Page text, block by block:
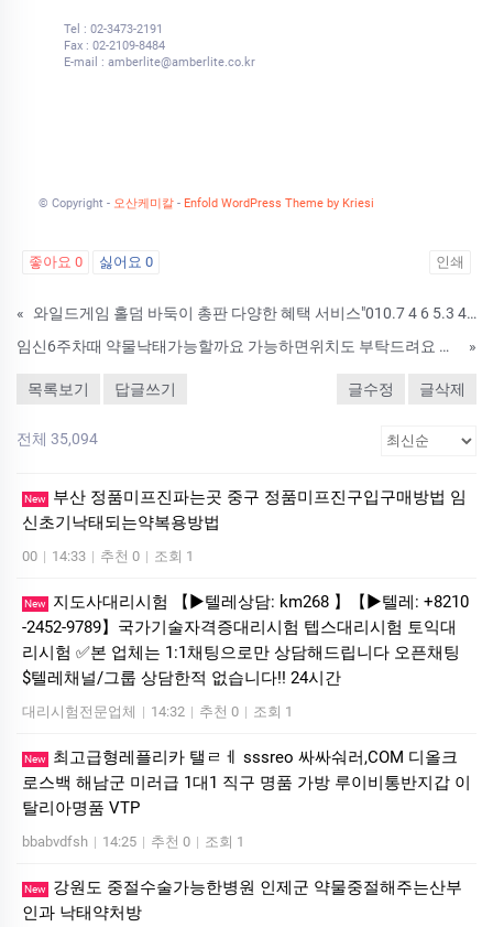
Tel : 02-3473-2191
Fax : 02-2109-8484
E-mail : amberlite@amberlite.co.kr
© Copyright - 오산케미칼 - Enfold WordPress Theme by Kriesi
좋아요 0 싫어요 0 인쇄
«
와일드게임 홀덤 바둑이 총판 다양한 혜택 서비스"010.7 4 6 5.3 4 6 4 인디고 "와일드홀덤게임 다양한 혜택 서비스"01O - 8179 - 5274
임신6주차때 약물낙태가능할까요 가능하면위치도 부탁드려요 『』 약물유산약복용후기
»
목록보기 답글쓰기 글수정 글삭제
전체 35,094
New
부산 정품미프진파는곳 중구 정품미프진구입구매방법 임
신초기낙태되는약복용방법
00 | 14:33 | 추천 0 | 조회 1
New
지도사대리시험 【▶텔레상담: km268 】【▶텔레: +8210
-2452-9789】국가기술자격증대리시험 텝스대리시험 토익대
리시험 ✅본 업체는 1:1채팅으로만 상담해드립니다 오픈채팅
$텔레채널/그룹 상담한적 없습니다!! 24시간
대리시험전문업체 | 14:32 | 추천 0 | 조회 1
New
최고급형레플리카 탤ㄹㅔ sssreo 싸싸숴러,COM 디올크
로스백 해남군 미러급 1대1 직구 명품 가방 루이비통반지갑 이
탈리아명품 VTP
bbabvdfsh | 14:25 | 추천 0 | 조회 1
New
강원도 중절수술가능한병원 인제군 약물중절해주는산부
인과 낙­태약처방